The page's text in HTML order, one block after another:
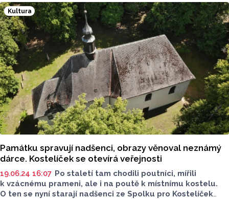
Oprava varhan, jež vyjde na více než 1,5 milionu korun,
se již chýlí k závěrečné etapě. Poprvé zaznějí přesně
za rok, 7. září. Na jejich renovaci byla vypsána veřejná
sbírka, která stále trvá. Zájemci si také mohou adoptovat
jednotlivé píšťaly, řekl v sobotu Karel Směšný ze Spolku
pro kostelíček Božího Těla.
Kultura
Památku spravují nadšenci, obrazy věnoval neznámý
dárce. Kostelíček se otevírá veřejnosti
19.06.24 16:07 Po staletí tam chodili poutníci, mířili
k vzácnému prameni, ale i na poutě k místnímu kostelu.
O ten se nyní starají nadšenci ze Spolku pro Kostelíček